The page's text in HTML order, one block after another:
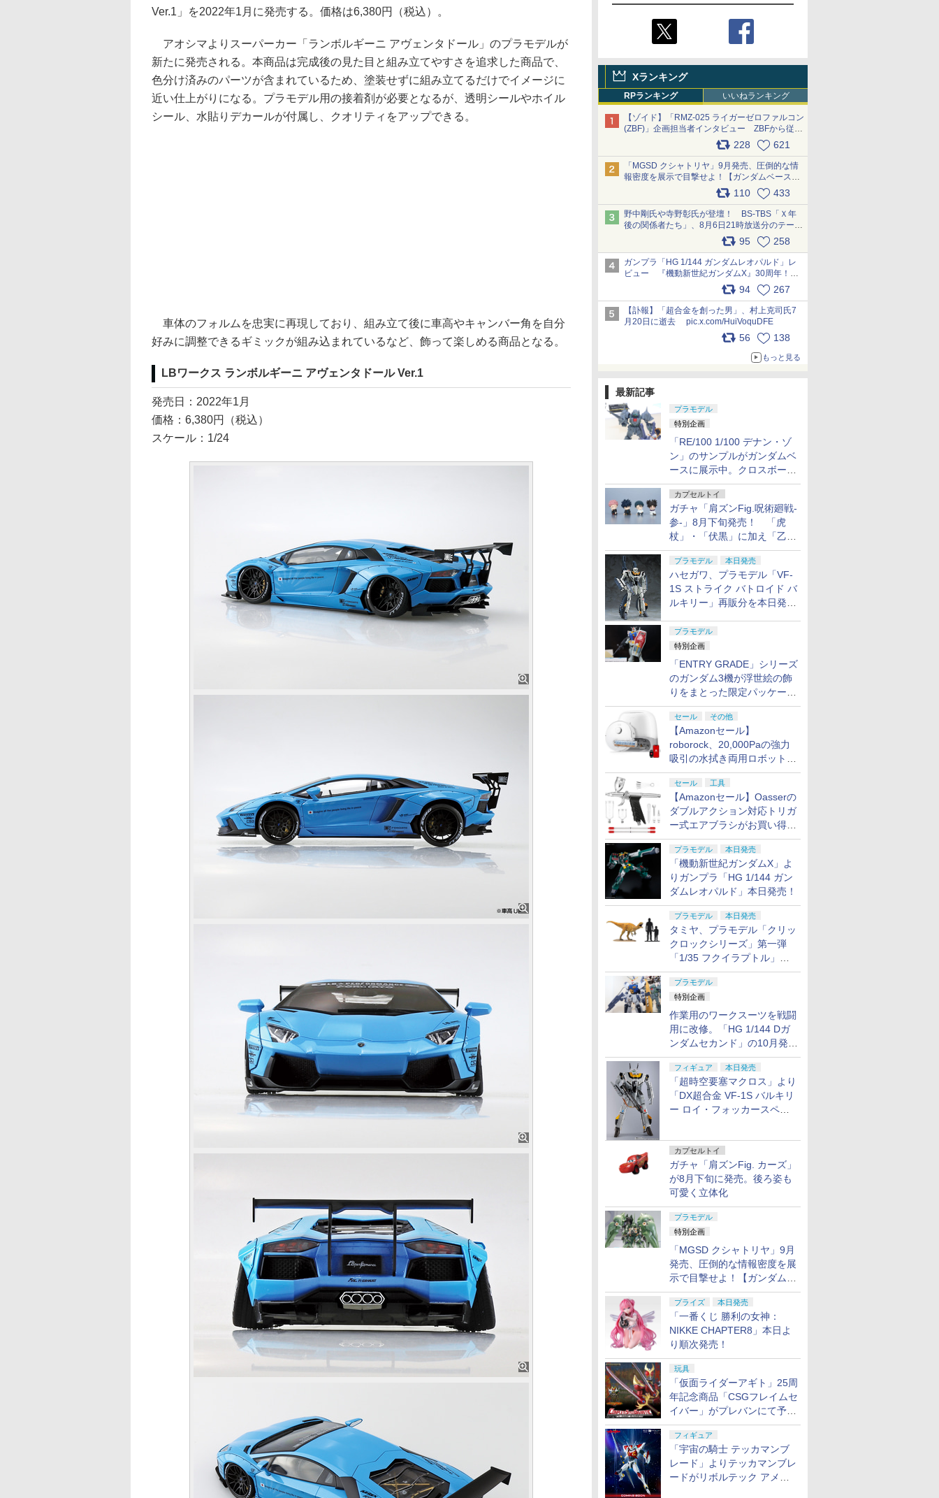
Xランキング
RPランキング いいねランキング
【ゾイド】「RMZ-025 ライガーゼロファルコン
(ZBF)」企画担当者インタビュー ZBFから従来
デザインまで再現可能なボリューム満点のキッ
ト pic.x.com/6zOqQAQKkX
228 621
「MGSD クシャトリヤ」9月発売、圧倒的な情
報密度を展示で目撃せよ！【ガンダムベース撮
り下ろし】 pic.x.com/3rPjsfk7qZ
110 433
野中剛氏や寺野彰氏が登壇！ BS-TBS「Ｘ年
後の関係者たち」、8月6日21時放送分のテーマ
は「超合金」！ pic.x.com/uWyt1uyuFm
95 258
ガンプラ「HG 1/144 ガンダムレオパルド」レ
ビュー 『機動新世紀ガンダムX』30周年！イ
ンナーアームガトリングの変形機構まで再現し
最新フォーマットでキット化！
pic.x.com/nszPIDTpbg
94 267
【訃報】「超合金を創った男」、村上克司氏7
月20日に逝去 pic.x.com/HuiVoquDFE
56 138
もっと見る
最新記事
プラモデル
特別企画
「RE/100 1/100 デナン・ゾ
ン」のサンプルがガンダムベ
ースに展示中。クロスボー
ン・バンガードの制式量産機
が間もなく発送【ガンダムベ
ース撮り下ろし】
カプセルトイ
ガチャ「肩ズンFig.呪術廻戦-
参-」8月下旬発売！ 「虎
杖」・「伏黒」に加え「乙
骨」・「脹相」がラインナッ
プ
プラモデル 本日発売
ハセガワ、プラモデル「VF-
1S ストライク バトロイド バ
ルキリー」再販分を本日発
プラモデル
特別企画
「ENTRY GRADE」シリーズ
のガンダム3機が浮世絵の飾
りをまとった限定パッケージ
で8月29日に発売！ お土産
にもピッタリ!?【ガンダムベ
ース撮り下ろし】
セール その他
【Amazonセール】
roborock、20,000Paの強力
吸引の水拭き両用ロボット掃
除機「Qrevo Curv 2 Flow」
がお買い得！
セール 工具
【Amazonセール】Oasserの
ダブルアクション対応トリガ
ー式エアブラシがお買い得価
格で登場！
プラモデル 本日発売
「機動新世紀ガンダムX」よ
りガンプラ「HG 1/144 ガン
ダムレオパルド」本日発売！
プラモデル 本日発売
タミヤ、プラモデル「クリッ
クロックシリーズ」第一弾
「1/35 フクイラプトル」本
日発売！
プラモデル
特別企画
作業用のワークスーツを戦闘
用に改修。「HG 1/144 Dガ
ンダムセカンド」の10月発送
分が予約受付中【ガンダムベ
ース撮り下ろし】
フィギュア 本日発売
「超時空要塞マクロス」より
「DX超合金 VF-1S バルキリ
ー ロイ・フォッカースペシ
カプセルトイ
ガチャ「肩ズンFig. カーズ」
が8月下旬に発売。後ろ姿も
可愛く立体化
プラモデル
特別企画
「MGSD クシャトリヤ」9月
発売、圧倒的な情報密度を展
示で目撃せよ！【ガンダムベ
ース撮り下ろし】
プライズ 本日発売
「一番くじ 勝利の女神：
NIKKE CHAPTER8」本日よ
り順次発売！
玩具
「仮面ライダーアギト」25周
年記念商品「CSGフレイムセ
イバー」がプレバンにて予約
開始
フィギュア
「宇宙の騎士 テッカマンブ
レード」よりテッカマンブレ
ードがリボルテック アメイ
Ver.1」を2022年1月に発売する。価格は6,380円（税込）。
アオシマよりスーパーカー「ランボルギーニ アヴェンタドール」のプラモデルが
新たに発売される。本商品は完成後の見た目と組み立てやすさを追求した商品で、
色分け済みのパーツが含まれているため、塗装せずに組み立てるだけでイメージに
近い仕上がりになる。プラモデル用の接着剤が必要となるが、透明シールやホイル
シール、水貼りデカールが付属し、クオリティをアップできる。
車体のフォルムを忠実に再現しており、組み立て後に車高やキャンバー角を自分
好みに調整できるギミックが組み込まれているなど、飾って楽しめる商品となる。
LBワークス ランボルギーニ アヴェンタドール Ver.1
発売日：2022年1月
価格：6,380円（税込）
スケール：1/24